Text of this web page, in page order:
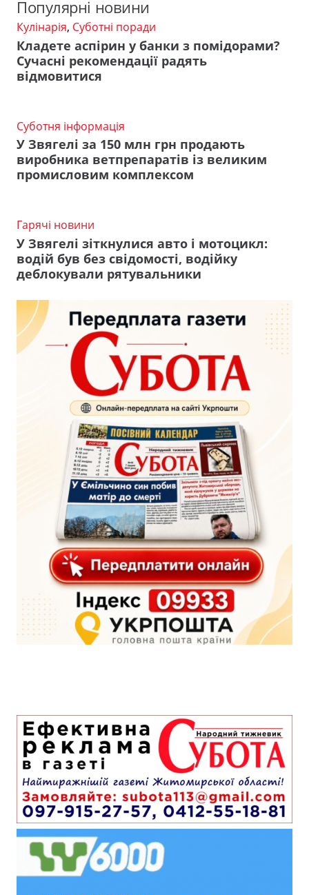
Популярні новини
Кулінарія, Суботні поради
Кладете аспірин у банки з помідорами?
Сучасні рекомендації радять
відмовитися
Суботня інформація
У Звягелі за 150 млн грн продають
виробника ветпрепаратів із великим
промисловим комплексом
Гарячі новини
У Звягелі зіткнулися авто і мотоцикл:
водій був без свідомості, водійку
деблокували рятувальники